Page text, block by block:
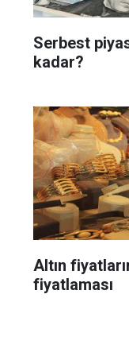
Serbest
kadar?
Altın
fiyatlaması